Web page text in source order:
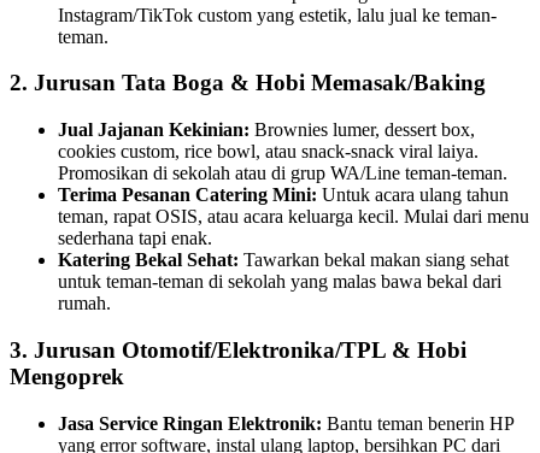
Instagram/TikTok custom yang estetik, lalu jual ke teman-
teman.
2. Jurusan Tata Boga & Hobi Memasak/Baking
Jual Jajanan Kekinian: Brownies lumer, dessert box,
cookies custom, rice bowl, atau snack-snack viral laiya.
Promosikan di sekolah atau di grup WA/Line teman-teman.
Terima Pesanan Catering Mini: Untuk acara ulang tahun
teman, rapat OSIS, atau acara keluarga kecil. Mulai dari menu
sederhana tapi enak.
Katering Bekal Sehat: Tawarkan bekal makan siang sehat
untuk teman-teman di sekolah yang malas bawa bekal dari
rumah.
3. Jurusan Otomotif/Elektronika/TPL & Hobi
Mengoprek
Jasa Service Ringan Elektronik: Bantu teman benerin HP
yang error software, instal ulang laptop, bersihkan PC dari